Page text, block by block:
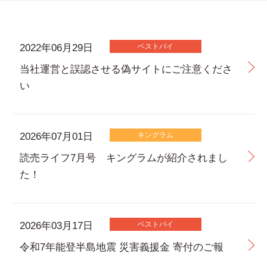
2022年06月29日 ベストバイ
当社運営と誤認させる偽サイトにご注意くださ
い
2026年07月01日 キングラム
読売ライフ7月号 キングラムが紹介されまし
た！
2026年03月17日 ベストバイ
令和7年能登半島地震 災害義援金 寄付のご報